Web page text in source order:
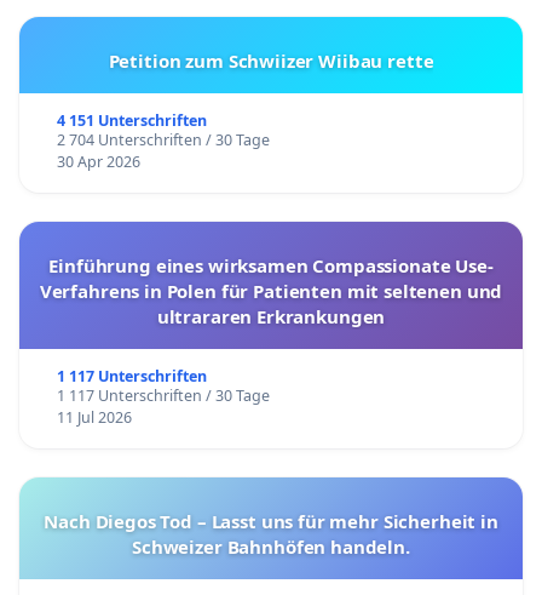
Petition zum Schwiizer Wiibau rette
4 151 Unterschriften
2 704 Unterschriften / 30 Tage
30 Apr 2026
Einführung eines wirksamen Compassionate Use-
Verfahrens in Polen für Patienten mit seltenen und
ultrararen Erkrankungen
1 117 Unterschriften
1 117 Unterschriften / 30 Tage
11 Jul 2026
Nach Diegos Tod – Lasst uns für mehr Sicherheit in
Schweizer Bahnhöfen handeln.